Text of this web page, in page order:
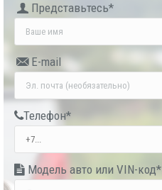
Пред­ставь­тесь*
E-mail
Теле­фон*
Модель авто или VIN-код*